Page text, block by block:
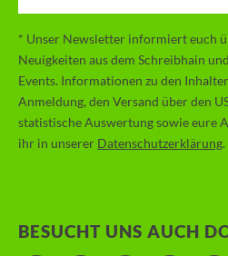
* Unser Newsletter informiert euch
Neuigkeiten aus dem Schreibhain
Events. Informationen zu den
Anmeldung, den Versand über den
statistische Auswertung sowie eure
ihr in unserer Datenschutzerklärung.
BESUCHT UNS AUCH